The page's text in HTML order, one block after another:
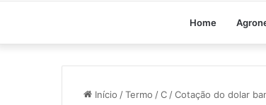
Home
Início /Termo /C /Cotação do dolar